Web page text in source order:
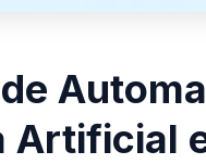
Artificial